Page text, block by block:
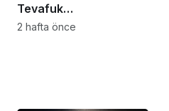
Tevafuk…
2 hafta önce